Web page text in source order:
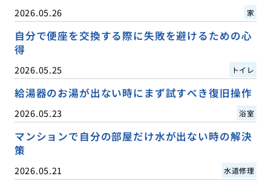
2026.05.26 家
自分で便座を交換する際に失敗を避けるための心
得
2026.05.25 トイレ
給湯器のお湯が出ない時にまず試すべき復旧操作
2026.05.23 浴室
マンションで自分の部屋だけ水が出ない時の解決
策
2026.05.21 水道修理